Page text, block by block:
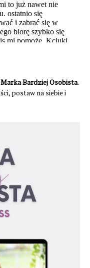
Bardziej Osobista.
postaw na siebie i